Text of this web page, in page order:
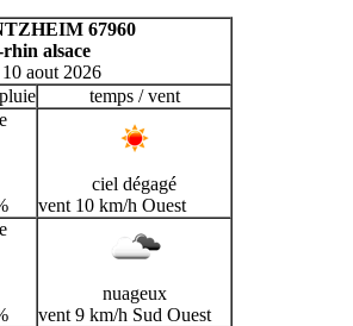
N
U
67960
rhin alsace
aout 2026
temps / vent
ciel dégagé
vent 10 km/h Ouest
nuageux
vent 9 km/h Sud Ouest